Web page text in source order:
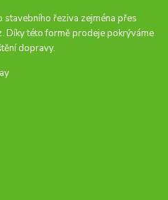
stavebního řeziva zejména přes
. Díky této formě prodeje pokrýváme
dopravy.